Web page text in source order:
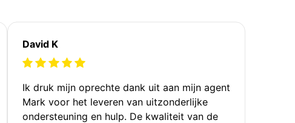
David K
Ik druk mijn oprechte dank uit aan mijn agent
Mark voor het leveren van uitzonderlijke
ondersteuning en hulp. De kwaliteit van de